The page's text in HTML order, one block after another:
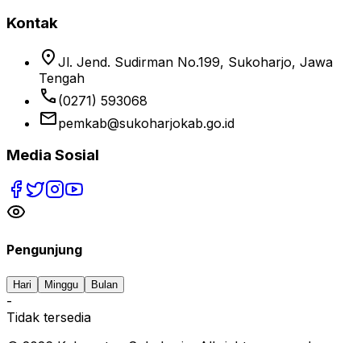
Kontak
location_on Jl. Jend. Sudirman No.199, Sukoharjo, Jawa
Tengah
phone (0271) 593068
emailpemkab@sukoharjokab.go.id
Media Sosial
Pengunjung
Hari Minggu Bulan
-
Tidak tersedia